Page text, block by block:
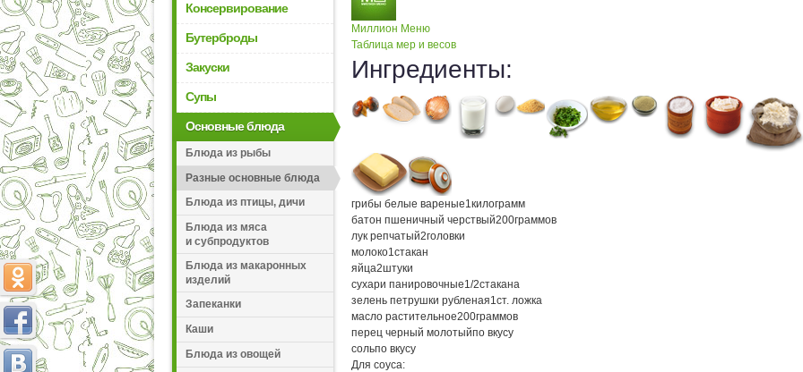
Консервирование
Бутерброды
Закуски
Супы
Основные блюда
Блюда из рыбы
Разные основные блюда
Блюда из птицы, дичи
Блюда из мяса
и субпродуктов
Блюда из макаронных
изделий
Запеканки
Каши
Блюда из овощей
Миллион Меню
Таблица мер и весов
Ингредиенты:
грибы белые вареные1килограмм
батон пшеничный черствый200граммов
лук репчатый2головки
молоко1стакан
яйца2штуки
сухари панировочные1/2стакана
зелень петрушки рубленая1ст. ложка
масло растительное200граммов
перец черный молотыйпо вкусу
сольпо вкусу
Для соуса: